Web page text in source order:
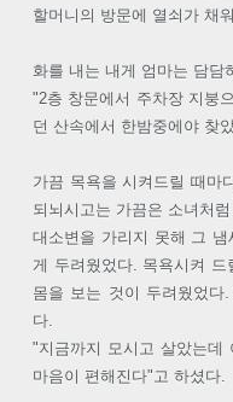
할머니의 방문에 열쇠가 채
화를 내는 내게 엄마는 담담
"2층 창문에서 주차장 지붕
던 산속에서 한밤중에야 찾
가끔 목욕을 시켜드릴 때마
되뇌시고는 가끔은 소녀처
대소변을 가리지 못해 그
게 두려웠었다. 목욕시켜
몸을 보는 것이 두려웠었
다.
"지금까지 모시고 살았는데
마음이 편해진다"고 하셨다.